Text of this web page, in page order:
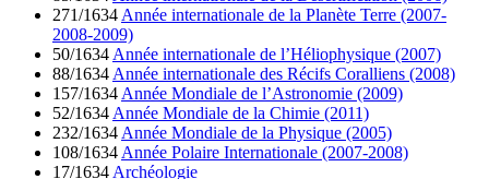
271/1634 Année internationale de la Planète Terre (2007-
2008-2009)
50/1634 Année internationale de l’Héliophysique (2007)
88/1634 Année internationale des Récifs Coralliens (2008)
157/1634 Année Mondiale de l’Astronomie (2009)
52/1634 Année Mondiale de la Chimie (2011)
232/1634 Année Mondiale de la Physique (2005)
108/1634 Année Polaire Internationale (2007-2008)
17/1634 Archéologie